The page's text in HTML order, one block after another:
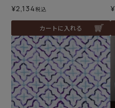
¥2,134税込
カートに入れる
¥